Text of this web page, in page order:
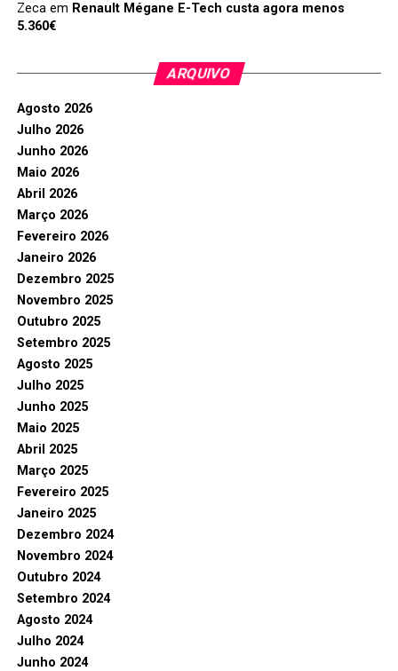
Zecaem Renault Mégane E-Tech custa agora menos
5.360€
ARQUIVO
Agosto 2026
Julho 2026
Junho 2026
Maio 2026
Abril 2026
Março 2026
Fevereiro 2026
Janeiro 2026
Dezembro 2025
Novembro 2025
Outubro 2025
Setembro 2025
Agosto 2025
Julho 2025
Junho 2025
Maio 2025
Abril 2025
Março 2025
Fevereiro 2025
Janeiro 2025
Dezembro 2024
Novembro 2024
Outubro 2024
Setembro 2024
Agosto 2024
Julho 2024
Junho 2024